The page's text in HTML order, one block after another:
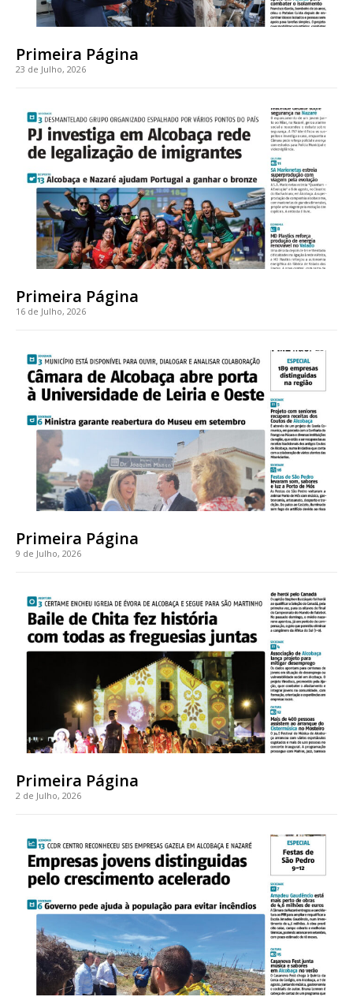
casa
Acesso ao conteúdo online
Acesso aos conteúdos Exclusivos para
assinantes
Escolha o plano
ASSINATURA
DIGITAL ANUAL
16€
Acesso ao conteúdo online
Acesso aos conteúdos Exclusivos para
assinantes
Ofertas para assinatura anual
Escolha o plano
Primeira Página
23 de Julho, 2026
Primeira Página
16 de Julho, 2026
Primeira Página
9 de Julho, 2026
Primeira Página
2 de Julho, 2026